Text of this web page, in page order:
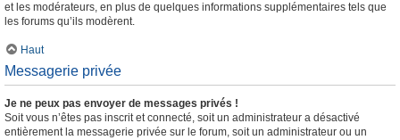
et les modérateurs, en plus de quelques informations supplémentaires tels que
les forums qu’ils modèrent.
Haut
Messagerie privée
Je ne peux pas envoyer de messages privés !
Soit vous n’êtes pas inscrit et connecté, soit un administrateur a désactivé
entièrement la messagerie privée sur le forum, soit un administrateur ou un